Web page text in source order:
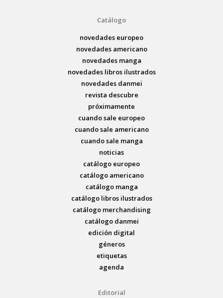
Catálogo
novedades europeo
novedades americano
novedades manga
novedades libros ilustrados
novedades danmei
revista descubre
próximamente
cuando sale europeo
cuando sale americano
cuando sale manga
noticias
catálogo europeo
catálogo americano
catálogo manga
catálogo libros ilustrados
catálogo merchandising
catálogo danmei
edición digital
géneros
etiquetas
agenda
Editorial